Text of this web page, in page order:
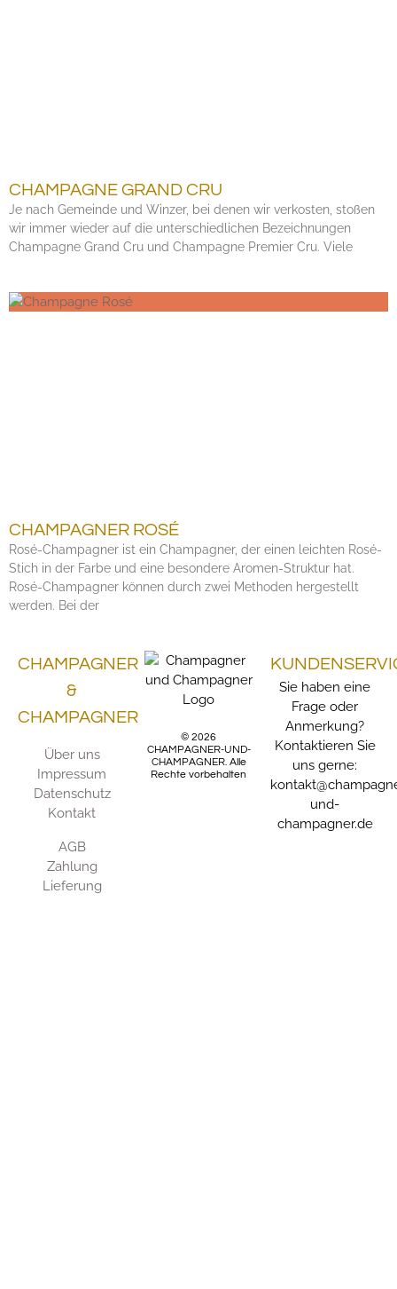
CHAMPAGNE GRAND CRU
Je nach Gemeinde und Winzer, bei denen wir verkosten, stoßen
wir immer wieder auf die unterschiedlichen Bezeichnungen
Champagne Grand Cru und Champagne Premier Cru. Viele
CHAMPAGNER ROSÉ
Rosé-Champagner ist ein Champagner, der einen leichten Rosé-
Stich in der Farbe und eine besondere Aromen-Struktur hat.
Rosé-Champagner können durch zwei Methoden hergestellt
werden. Bei der
CHAMPAGNER
&
CHAMPAGNER
Über uns
Impressum
Datenschutz
Kontakt
AGB
Zahlung
Lieferung
© 2026
CHAMPAGNER-UND-
CHAMPAGNER. Alle
Rechte vorbehalten
Sie haben eine
Frage oder
Anmerkung?
Kontaktieren Sie
uns gerne:
und-
champagner.de